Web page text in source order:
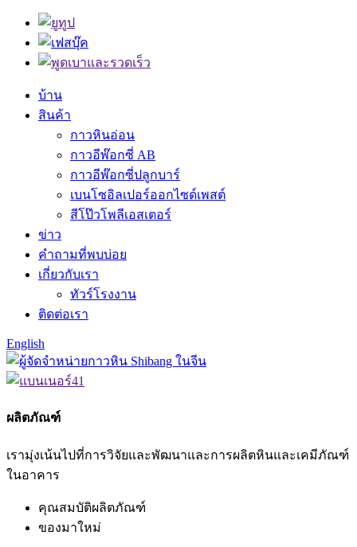
บ้าน
สินค้า
กาวหินอ่อน
กาวอีพ๊อกซี่ AB
กาวอีพ๊อกซี่ปลูกบาร์
เบนโซอิลเปอร์ออกไซด์เพสต์
สีโป๊วโพลีเอสเตอร์
ข่าว
คำถามที่พบบ่อย
เกี่ยวกับเรา
ทัวร์โรงงาน
ติดต่อเรา
English
ผลิตภัณฑ์
เรามุ่งเน้นไปที่การวิจัยและพัฒนาและการผลิตหินและเคมีภัณฑ์
ในอาคาร
คุณสมบัติผลิตภัณฑ์
ของมาใหม่